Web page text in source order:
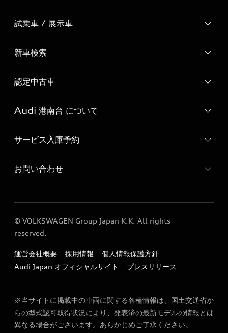
全国統一イベント
ディーラー独自イベント
試乗車 / 展示車
試乗予約
試乗車・展示車一覧
新車検索
新車検索
認定中古車
Audi認定中古車検索
Audi 港南台 について
Audi 港南台 店舗情報
Audi 港南台 運営会社概要
定期点検 / 車検 料金表
サービス入庫予約
Audi 港南台 サービス入庫予約
お問い合わせ
各種お問い合わせ
© VOLKSWAGEN Group Japan K.K. All rights
reserved.
運営会社概要 採用情報
個人情報保護方針
Audi Japan オフィシャルサイト
プレスリリース
※当サイトに掲載中の車両に関する各種情報は、国土交通省か
らの型式認可取得状況により、発表済の最新モデルの情報とは
異なる場合がございます。あらかじめご了承ください。